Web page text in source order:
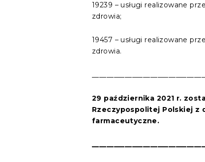
19239 – usługi realizowane
zdrowia;
19457 – usługi realizowane
zdrowia.
29 października 2021 r.
Rzeczypospolitej Polskiej z
farmaceutyczne.